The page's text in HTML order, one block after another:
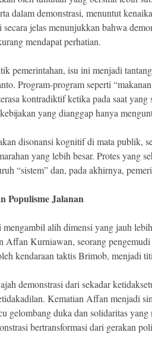
dalam demonstrasi, menuntut
jelas menunjukkan bahwa
mendapat perhatian.
pemerintahan, isu ini menjadi
Program-program seperti
kontradiktif ketika pada saat
yang dianggap hanya
disonansi kognitif di mata publik,
yang lebih besar. Protes yang
“sistem” dan, pada akhirnya,
Populisme Jalanan
mengambil alih dimensi yang jauh
Affan Kurniawan, seorang
kendaraan taktis Brimob, menjadi
demonstrasi dari sekadar
Kematian Affan menjadi
gelombang duka dan solidaritas yang
bertransformasi dari gerakan